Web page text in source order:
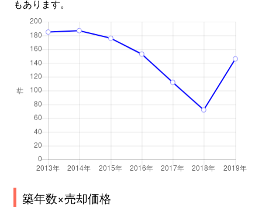
もあります。
築年数×売却価格